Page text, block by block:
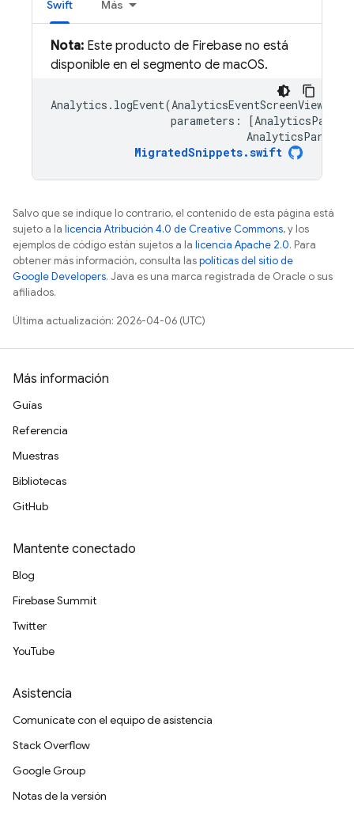
Swift Más
Nota: Este producto de Firebase no está
disponible en el segmento de macOS.
Analytics . logEvent(AnalyticsEventScreenView
parameters : [
MigratedSnippets.swift
Salvo que se indique lo contrario, el contenido de esta página está
sujeto a la licencia Atribución 4.0 de Creative Commons, y los
ejemplos de código están sujetos a la licencia Apache 2.0. Para
obtener más información, consulta laspolíticas del sitio de
Google Developers. Java es una marca registrada de Oracle o sus
afiliados.
Última actualización: 2026-04-06 (UTC)
Más información
Guías
Referencia
Muestras
Bibliotecas
GitHub
Mantente conectado
Blog
Firebase Summit
Twitter
YouTube
Asistencia
Comunícate con el equipo de asistencia
Stack Overflow
Google Group
Notas de la versión